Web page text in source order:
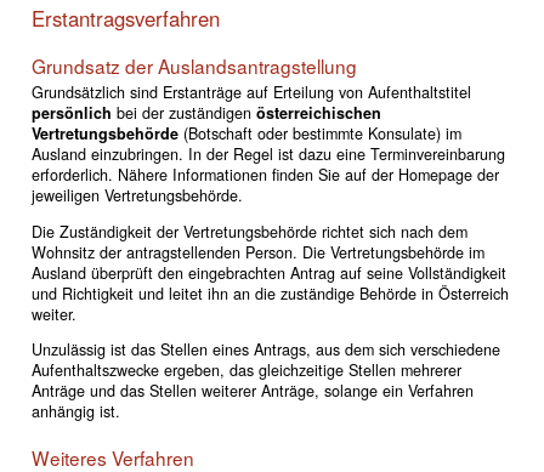
Erstantragsverfahren
Grundsatz der Auslandsantragstellung
Grundsätzlich sind Erstanträge auf Erteilung von Aufenthaltstitel
persönlich bei der zuständigen österreichischen
Vertretungsbehörde(Botschaft oder bestimmte Konsulate) im
Ausland einzubringen. In der Regel ist dazu eine Terminvereinbarung
erforderlich. Nähere Informationen finden Sie auf der Homepage der
jeweiligen Vertretungsbehörde.
Die Zuständigkeit der Vertretungsbehörde richtet sich nach dem
Wohnsitz der antragstellenden Person. Die Vertretungsbehörde im
Ausland überprüft den eingebrachten Antrag auf seine Vollständigkeit
und Richtigkeit und leitet ihn an die zuständige Behörde in Österreich
weiter.
Unzulässig ist das Stellen eines Antrags, aus dem sich verschiedene
Aufenthaltszwecke ergeben, das gleichzeitige Stellen mehrerer
Anträge und das Stellen weiterer Anträge, solange ein Verfahren
anhängig ist.
Weiteres Verfahren